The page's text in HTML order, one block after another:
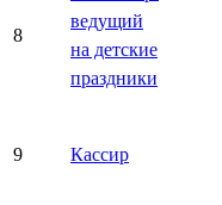
8
ведущий
на детские
праздники
9 Кассир